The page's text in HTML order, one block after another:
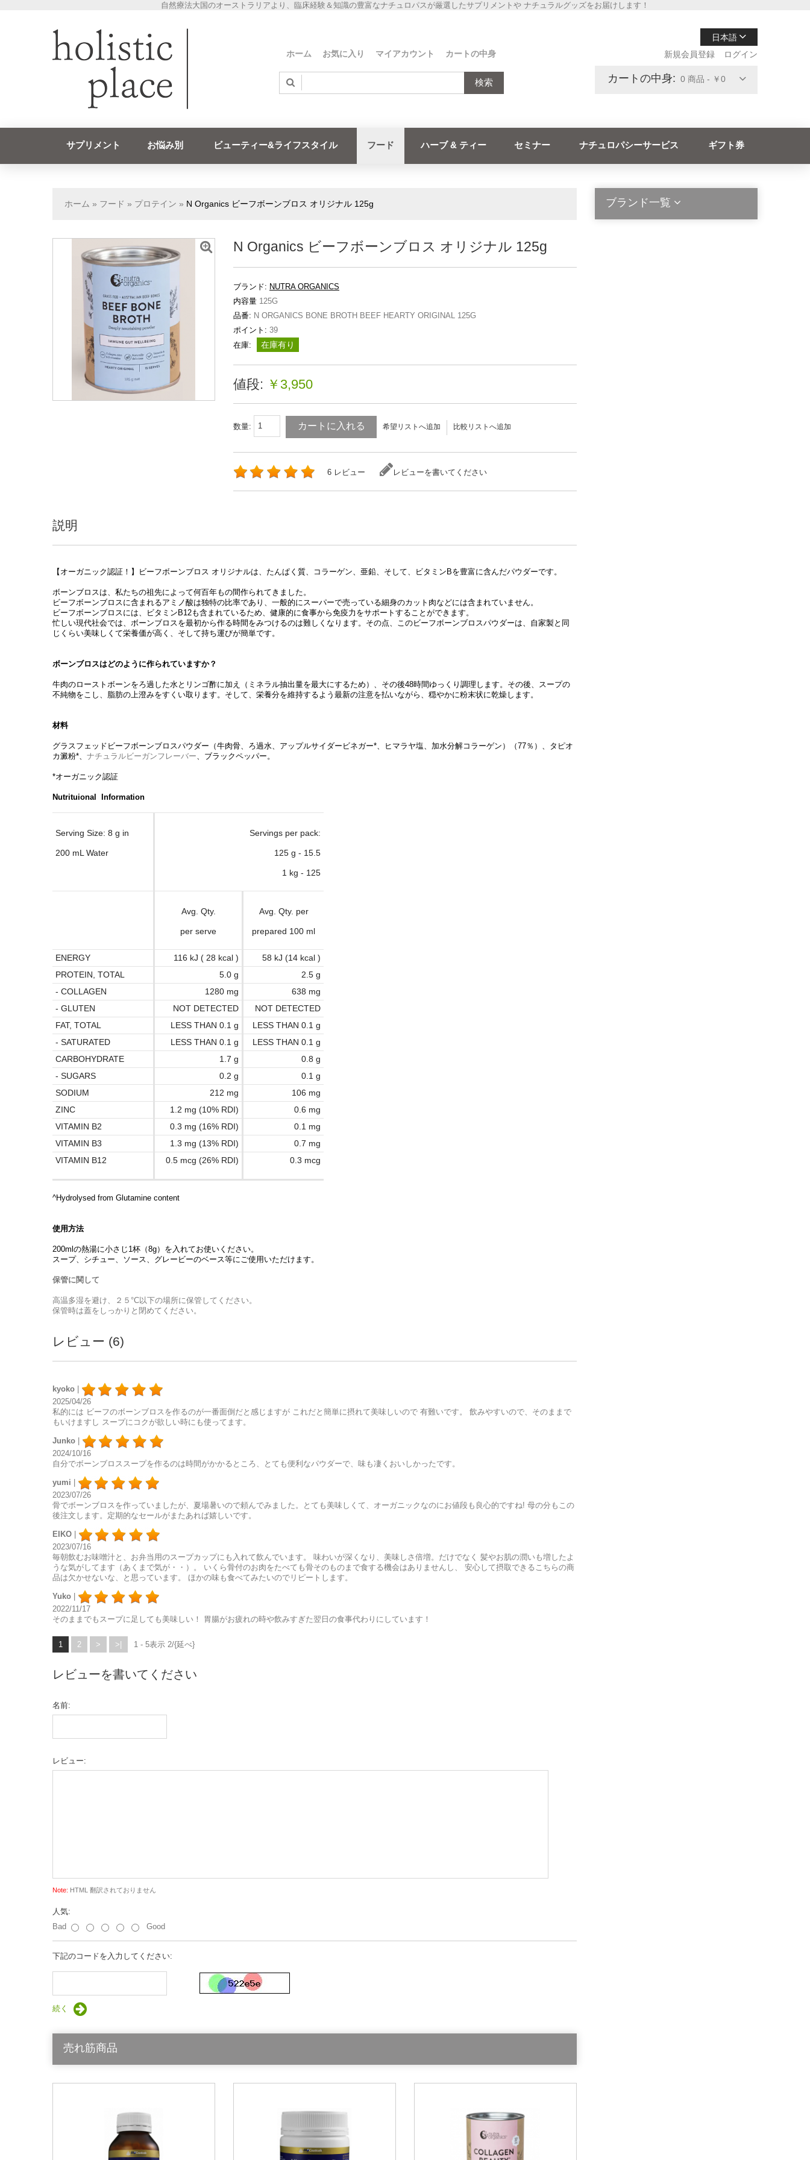
自然療法大国のオーストラリアより、臨床経験＆知識の豊富なナチュロパスが厳選したサプリメントや ナチュラルグッズをお届けします！
日本語
ログイン
新規会員登録
カートの中身: 0 商品 - ￥0
ホーム お気に入り マイアカウント カートの中身
検索
サプリメント お悩み別 ビューティー&ライフスタイル フード ハーブ & ティー セミナー ナチュロパシーサービス ギフト券
ホーム » フード » プロテイン » N Organics ビーフボーンブロス オリジナル 125g
N Organics ビーフボーンブロス オリジナル 125g
ブランド: NUTRA ORGANICS
内容量 125G
品番: N ORGANICS BONE BROTH BEEF HEARTY ORIGINAL 125G
ポイント: 39
在庫:
在庫有り
値段: ￥3,950
数量: カートに入れる 希望リストへ追加 比較リストへ追加
6 レビュー レビューを書いてください
説明
【オーガニック認証！】 ビーフボーンブロス オリジナルは、たんぱく質、コラーゲン、亜鉛、そして、ビタミンBを豊富に含んだパウダーです。
ボーンブロスは、私たちの祖先によって何百年もの間作られてきました。
ビーフボーンブロスに含まれるアミノ酸は独特の比率であり、一般的にスーパーで売っている細身のカット肉などには含まれていません。
ビーフボーンブロスには、ビタミンB12も含まれているため、健康的に食事から免疫力をサポートすることができます。
忙しい現代社会では、ボーンブロスを最初から作る時間をみつけるのは難しくなります。その点、このビーフボーンブロスパウダーは、自家製と同
じくらい美味しくて栄養価が高く、そして持ち運びが簡単です。
ボーンブロスはどのように作られていますか？
牛肉のローストボーンをろ過した水とリンゴ酢に加え（ミネラル抽出量を最大にするため）、その後48時間ゆっくり調理します。その後、スープの
不純物をこし、脂肪の上澄みをすくい取ります。そして、栄養分を維持するよう最新の注意を払いながら、穏やかに粉末状に乾燥します。
材料
グラスフェッドビーフボーンブロスパウダー（牛肉骨、ろ過水、アップルサイダービネガー*、ヒマラヤ塩、加水分解コラーゲン）（77％）、タピオ
カ澱粉*、 ナチュラルビーガンフレーバー 、ブラックペッパー。
*オーガニック認証
Nutrituional Information
Serving Size: 8 g in
200 mL Water
Servings per pack:
125 g - 15.5
1 kg - 125
Avg. Qty.
per serve
Avg. Qty. per
prepared 100 ml
ENERGY 116 kJ ( 28 kcal )
58 kJ (14 kcal )
PROTEIN, TOTAL
5.0 g
2.5 g
- COLLAGEN
1280 mg
638 mg
- GLUTEN
NOT DETECTED
NOT DETECTED
FAT, TOTAL
LESS THAN 0.1 g
LESS THAN 0.1 g
- SATURATED
LESS THAN 0.1 g
LESS THAN 0.1 g
CARBOHYDRATE
1.7 g
0.8 g
- SUGARS
0.2 g
0.1 g
SODIUM
212 mg
106 mg
ZINC
1.2 mg (10% RDI)
0.6 mg
VITAMIN B2
0.3 mg (16% RDI)
0.1 mg
VITAMIN B3
1.3 mg (13% RDI)
0.7 mg
VITAMIN B12
0.5 mcg (26% RDI) 0.3 mcg
^Hydrolysed from Glutamine content
使用方法
200mlの熱湯に小さじ1杯（8g）を入れてお使いください。
スープ、シチュー、ソース、グレービーのベース等にご使用いただけます。
保管に関して
高温多湿を避け、２５°C以下の場所に保管してください。
保管時は蓋をしっかりと閉めてください。
レビュー (6)
kyoko |
2025/04/26
私的には ビーフのボーンブロスを作るのが一番面倒だと感じますが これだと簡単に摂れて美味しいので 有難いです。 飲みやすいので、そのままで
もいけますし スープにコクが欲しい時にも使ってます。
Junko |
2024/10/16
自分でボーンブロススープを作るのは時間がかかるところ、とても便利なパウダーで、味も凄くおいしかったです。
yumi |
2023/07/26
骨でボーンブロスを作っていましたが、夏場暑いので頼んでみました。とても美味しくて、オーガニックなのにお値段も良心的ですね! 母の分もこの
後注文します。定期的なセールがまたあれば嬉しいです。
EIKO |
2023/07/16
毎朝飲むお味噌汁と、お弁当用のスープカップにも入れて飲んでいます。 味わいが深くなり、美味しさ倍増。だけでなく 髪やお肌の潤いも増したよ
うな気がしてます（あくまで気が・・）。 いくら骨付のお肉をたべても骨そのものまで食する機会はありませんし、 安心して摂取できるこちらの商
品は欠かせないな、と思っています。 ほかの味も食べてみたいのでリピートします。
Yuko |
2022/11/17
そのままでもスープに足しても美味しい！ 胃腸がお疲れの時や飲みすぎた翌日の食事代わりにしています！
1 2 > >| 1 - 5表示 2/{延べ}
レビューを書いてください
名前:
レビュー:
Note: HTML 翻訳されておりません
人気:
Bad
Good
下記のコードを入力してください:
続く
売れ筋商品
ブランド一覧